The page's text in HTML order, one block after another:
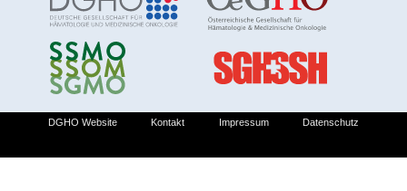
DGHO Website Kontakt Impressum Datenschutz